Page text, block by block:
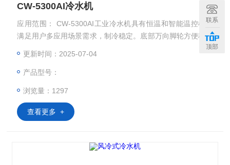
CW-5300AI冷水机
应用范围： CW-5300AI工业冷水机具有恒温和智能温控模式
满足用户多应用场景需求，制冷稳定。底部万向脚轮方便移动
和安装，水位机可观察循环水添加情况，可适配我司MSK-SF
产品型号：CW-5300AI 设备尺寸：L590* W380*H740 mm 重
更新时间：2025-07-04
产品型号：
浏览量：1297
查看更多 +
联系
顶部